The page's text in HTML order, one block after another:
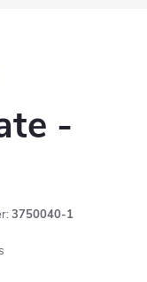
-
3750040-1